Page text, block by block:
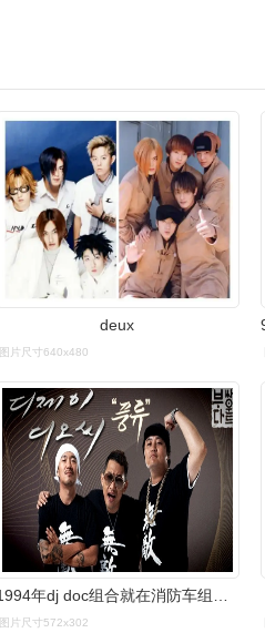
deux
图片尺寸640x480
图片尺寸572x302